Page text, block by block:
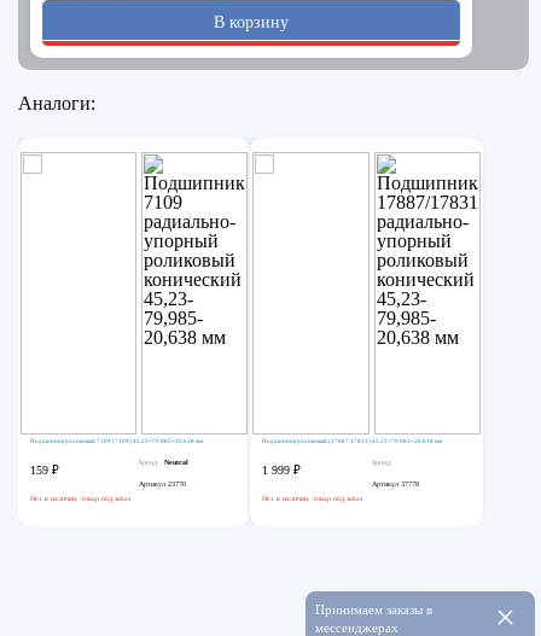
В корзину
Аналоги:
Бренд: Neutral
Артикул 23770
Подшипник роликовый 7109 (7109) 45.23×79.985×20.638 мм
159 ₽
Нет в наличии, товар под заказ
Бренд:
Артикул 37778
Подшипник роликовый (17887/17831) 45.23×79.985×20.638 мм
1 999 ₽
Нет в наличии, товар под заказ
Принимаем заказы в
мессенджерах
×